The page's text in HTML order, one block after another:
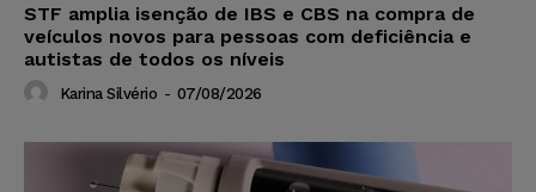
STF amplia isenção de IBS e CBS na compra de
veículos novos para pessoas com deficiência e
autistas de todos os níveis
Karina Silvério - 07/08/2026